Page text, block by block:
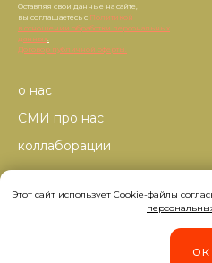
Оставляя свои данные на сайте,
вы соглашаетесь с Политикой
в отношении обработки персональных
данных
Договор публичной оферты.
о нас
СМИ про нас
коллаборации
корпоративные заказы
Этот сайт использует Cookie-файлы
ок